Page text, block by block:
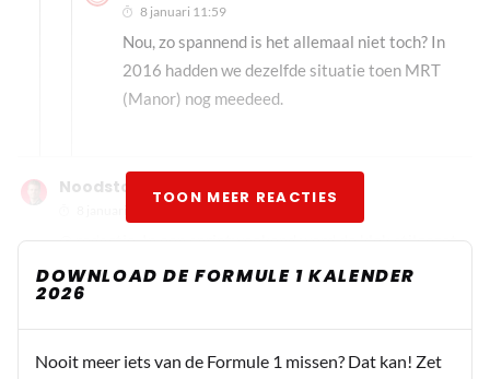
8 januari 11:59
Nou, zo spannend is het allemaal niet toch? In
2016 hadden we dezelfde situatie toen MRT
(Manor) nog meedeed.
Noodstop
@ redactie, In een sprintweekend word de klok stilgezet
tijdens een rode vlag, maar is daar ook een maximum tijd
aan gegeven, net zoals een race nooit langer mag duren
dan... ?
TOON MEER REACTIES
DOWNLOAD DE FORMULE 1 KALENDER
2026
Nooit meer iets van de Formule 1 missen? Dat kan! Zet